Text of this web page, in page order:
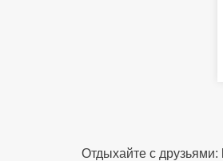
Отдыхайте с друзьями: